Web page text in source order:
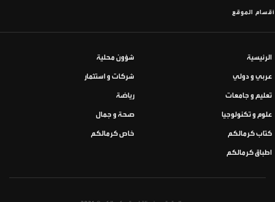
أقسام الموقع
الرئيسية شؤون محلية
عربي و دولي شركات و استثمار
تعليم و جامعات رياضة
علوم و تكنولوجيا صحة و جمال
كتاب كرمالكم خاص كرمالكم
اطباق كرمالكم